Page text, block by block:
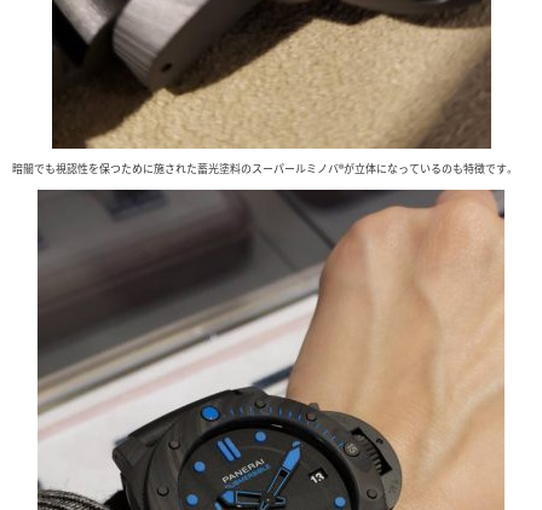
暗闇でも視認性を保つために施された蓄光塗料のスーパールミノバ®が立体になっているのも特徴です。